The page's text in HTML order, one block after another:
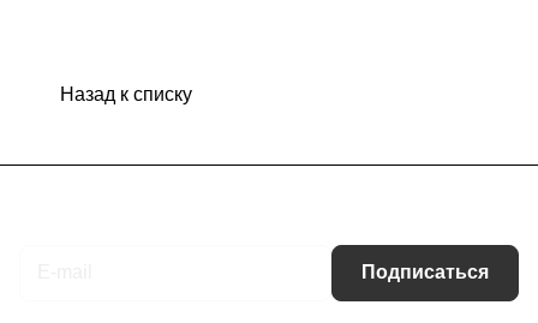
Назад к списку
Подписаться